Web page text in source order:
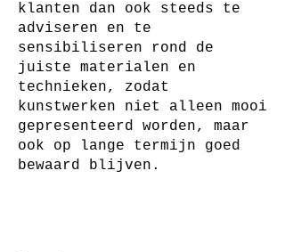
klanten dan ook steeds te
adviseren en te
sensibiliseren rond de
juiste materialen en
technieken, zodat
kunstwerken niet alleen mooi
gepresenteerd worden, maar
ook op lange termijn goed
bewaard blijven.